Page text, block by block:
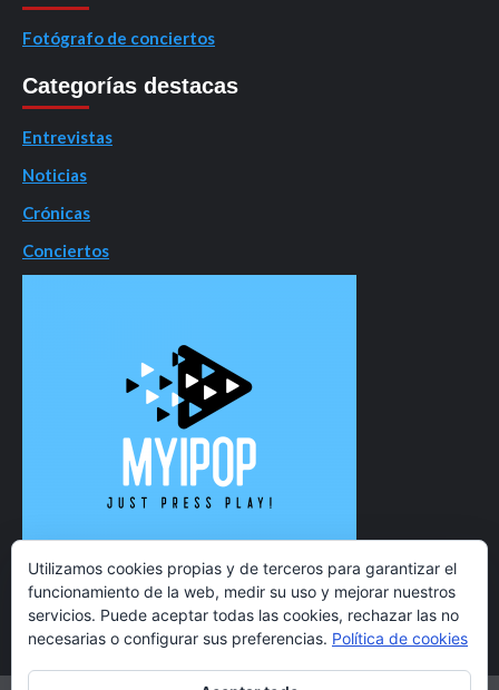
Fotógrafo de conciertos
Categorías destacas
Entrevistas
Noticias
Crónicas
Conciertos
Utilizamos cookies propias y de terceros para garantizar el
funcionamiento de la web, medir su uso y mejorar nuestros
servicios. Puede aceptar todas las cookies, rechazar las no
necesarias o configurar sus preferencias. Política de cookies